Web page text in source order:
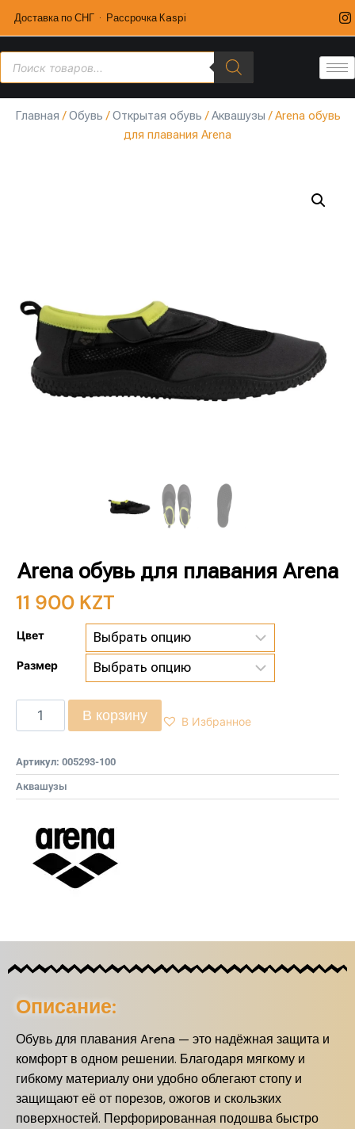
Доставка по СНГ · Рассрочка Kaspi
Главная /Обувь /Открытая обувь /Аквашузы / Arena обувь
для плавания Arena
Arena обувь для плавания Arena
11 900 KZT
Цвет
Размер
В корзину В Избранное
Артикул: 005293-100
Аквашузы
Описание:
Обувь для плавания Arena — это надёжная защита и
комфорт в одном решении. Благодаря мягкому и
гибкому материалу они удобно облегают стопу и
защищают её от порезов, ожогов и скользких
поверхностей. Перфорированная подошва быстро